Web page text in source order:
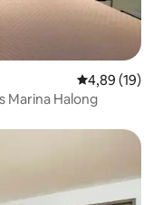
Gemiddelde
4,89 (19)
Marina Halong